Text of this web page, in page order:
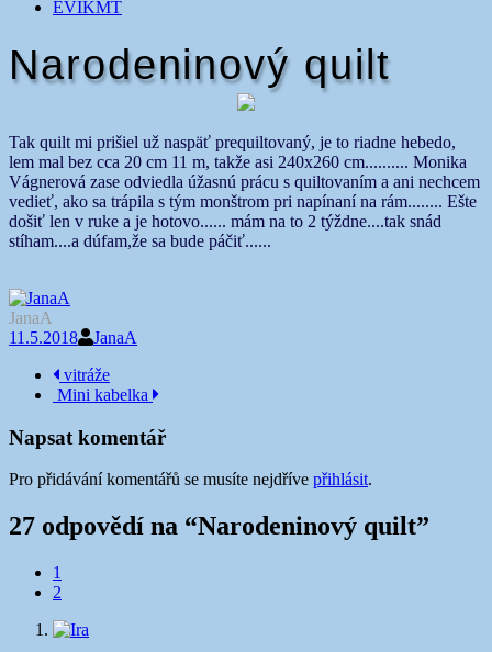
EVIKMT
Narodeninový quilt
Tak quilt mi prišiel už naspäť prequiltovaný, je to riadne hebedo,
lem mal bez cca 20 cm 11 m, takže asi 240x260 cm.......... Monika
Vágnerová zase odviedla úžasnú prácu s quiltovaním a ani nechcem
vedieť, ako sa trápila s tým monštrom pri napínaní na rám........ Ešte
došiť len v ruke a je hotovo...... mám na to 2 týždne....tak snád
stíham....a dúfam,že sa bude páčiť......
JanaA
11.5.2018
JanaA
Navigace
příspěvku
vitráže
Mini kabelka
Napsat komentář
Pro přidávání komentářů se musíte nejdříve přihlásit.
27 odpovědí na “Narodeninový quilt”
Navigace
komentářích
1
2